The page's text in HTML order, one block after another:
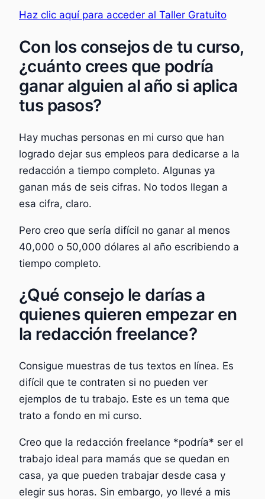
Haz clic aquí para acceder al Taller Gratuito
Con los consejos de tu curso,
¿cuánto crees que podría
ganar alguien al año si aplica
tus pasos?
Hay muchas personas en mi curso que han
logrado dejar sus empleos para dedicarse a la
redacción a tiempo completo. Algunas ya
ganan más de seis cifras. No todos llegan a
esa cifra, claro.
Pero creo que sería difícil no ganar al menos
40,000 o 50,000 dólares al año escribiendo a
tiempo completo.
¿Qué consejo le darías a
quienes quieren empezar en
la redacción freelance?
Consigue muestras de tus textos en línea. Es
difícil que te contraten si no pueden ver
ejemplos de tu trabajo. Este es un tema que
trato a fondo en mi curso.
Creo que la redacción freelance *podría* ser el
trabajo ideal para mamás que se quedan en
casa, ya que pueden trabajar desde casa y
elegir sus horas. Sin embargo, yo llevé a mis